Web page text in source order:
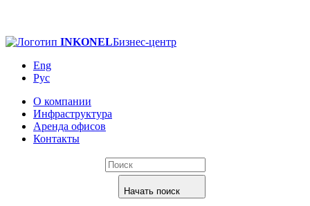
INKONELБизнес-центр
Eng
Рус
О компании
Инфраструктура
Аренда офисов
Контакты
Начать поиск